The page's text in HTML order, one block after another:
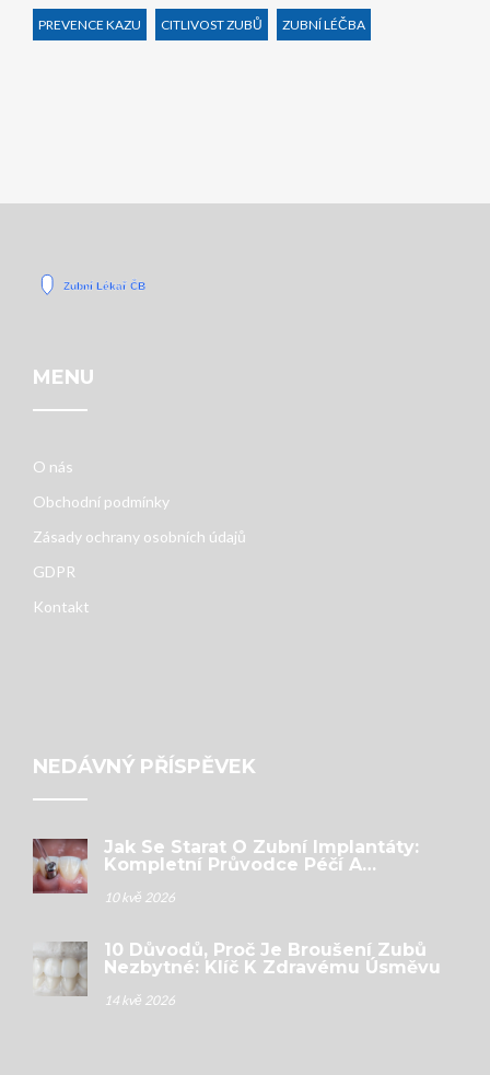
PREVENCE KAZU CITLIVOST ZUBŮ ZUBNÍ LÉČBA
MENU
O nás
Obchodní podmínky
Zásady ochrany osobních údajů
GDPR
Kontakt
NEDÁVNÝ PŘÍSPĚVEK
Jak Se Starat O Zubní Implantáty:
Kompletní Průvodce Péčí A
10 kvě 2026
10 Důvodů, Proč Je Broušení Zubů
Nezbytné: Klíč K Zdravému Úsměvu
14 kvě 2026